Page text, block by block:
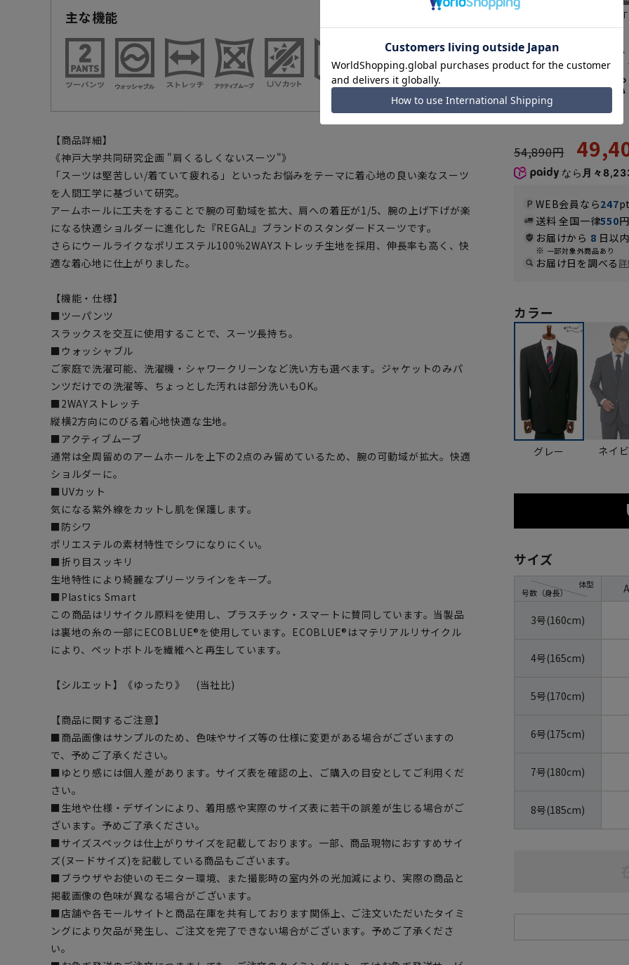
主な機能
【商品詳細】
《神戸大学共同研究企画 "肩くるしくないスーツ"》
「スーツは堅苦しい/着ていて疲れる」といったお悩みをテーマに着心地の良い楽なスーツ
を人間工学に基づいて研究。
アームホールに工夫をすることで腕の可動域を拡大、肩への着圧が1/5、腕の上げ下げが楽
になる快適ショルダーに進化した『REGAL』ブランドのスタンダードスーツです。
さらにウールライクなポリエステル100％2WAYストレッチ生地を採用、伸長率も高く、快
適な着心地に仕上がりました。
【機能・仕様】
■ツーパンツ
スラックスを交互に使用することで、スーツ長持ち。
■ウォッシャブル
ご家庭で洗濯可能、洗濯機・シャワークリーンなど洗い方も選べます。ジャケットのみパ
ンツだけでの洗濯等、ちょっとした汚れは部分洗いもOK。
■2WAYストレッチ
縦横2方向にのびる着心地快適な生地。
■アクティブムーブ
通常は全周留めのアームホールを上下の2点のみ留めているため、腕の可動域が拡大。快適
ショルダーに。
■UVカット
気になる紫外線をカットし肌を保護します。
■防シワ
ポリエステルの素材特性でシワになりにくい。
■折り目スッキリ
生地特性により綺麗なプリーツラインをキープ。
■Plastics Smart
この商品はリサイクル原料を使用し、プラスチック・スマートに賛同しています。当製品
は裏地の糸の一部にECOBLUE®を使用しています。ECOBLUE®はマテリアルリサイクル
により、ペットボトルを繊維へと再生しています。
【シルエット】《ゆったり》 (当社比)
【商品に関するご注意】
■商品画像はサンプルのため、色味やサイズ等の仕様に変更がある場合がございますの
で、予めご了承ください。
■ゆとり感には個人差があります。サイズ表を確認の上、ご購入の目安としてご利用くだ
さい。
■生地や仕様・デザインにより、着用感や実際のサイズ表に若干の誤差が生じる場合がご
ざいます。予めご了承ください。
■サイズスペックは仕上がりサイズを記載しております。一部、商品現物におすすめサイ
ズ(ヌードサイズ)を記載している商品もございます。
■ブラウザやお使いのモニター環境、また撮影時の室内外の光加減により、実際の商品と
掲載画像の色味が異なる場合がございます。
■店舗や各モールサイトと商品在庫を共有しております関係上、ご注文いただいたタイミ
ングにより欠品が発生し、ご注文を完了できない場合がございます。予めご了承くださ
い。
神戸大学共同研究企画
RGF012-33
スタンダー
ツ】【ツー
【REGAL】
54,890円
なら 月々
WEB会員なら247
送料 全国一律550
お届けから 8 日以
一部対象外商品あり
お届け日を調べる詳
カラー
グレー ネイ
サイズ
号数（身長）
体型
3号(160cm)
4号(165cm)
5号(170cm)
6号(175cm)
7号(180cm)
8号(185cm)